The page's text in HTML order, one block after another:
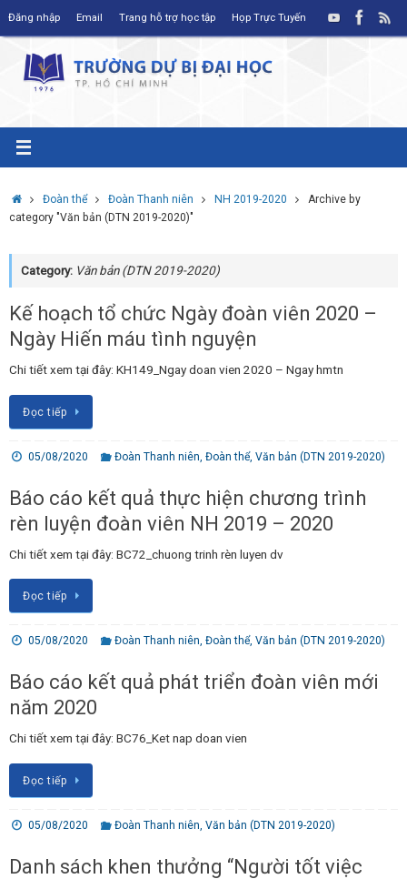
Đăng nhập Email Trang hỗ trợ học tập Họp Trực Tuyến
HomeĐoàn thể Đoàn Thanh niên NH 2019-2020
Archive by
category "Văn bản (DTN 2019-2020)"
Category: Văn bản (DTN 2019-2020)
Kế hoạch tổ chức Ngày đoàn viên 2020 –
Ngày Hiến máu tình nguyện
Chi tiết xem tại đây: KH149_Ngay doan vien 2020 – Ngay hmtn
Đọc tiếp
05/08/2020 Đoàn Thanh niên ,Đoàn thể,Văn bản (DTN 2019-2020)
Báo cáo kết quả thực hiện chương trình
rèn luyện đoàn viên NH 2019 – 2020
Chi tiết xem tại đây: BC72_chuong trinh rèn luyen dv
Đọc tiếp
05/08/2020 Đoàn Thanh niên,Đoàn thể,Văn bản (DTN 2019-2020)
Báo cáo kết quả phát triển đoàn viên mới
năm 2020
Chi tiết xem tại đây: BC76_Ket nap doan vien
Đọc tiếp
05/08/2020 Đoàn Thanh niên ,Văn bản (DTN 2019-2020)
Danh sách khen thưởng “Người tốt việc